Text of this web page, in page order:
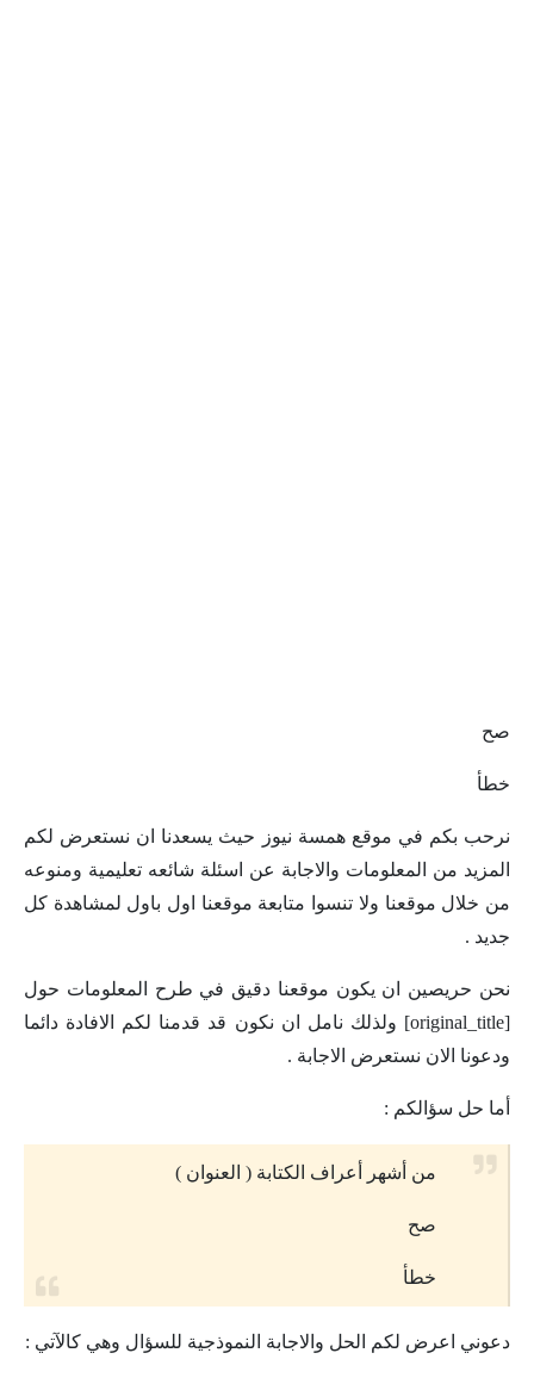
صح
خطأ
نرحب بكم في موقع همسة نيوز حيث يسعدنا ان نستعرض لكم
المزيد من المعلومات والاجابة عن اسئلة شائعه تعليمية ومنوعه
من خلال موقعنا ولا تنسوا متابعة موقعنا اول باول لمشاهدة كل
جديد .
نحن حريصين ان يكون موقعنا دقيق في طرح المعلومات حول
[original_title] ولذلك نامل ان نكون قد قدمنا لكم الافادة دائما
ودعونا الان نستعرض الاجابة .
أما حل سؤالكم :
من أشهر أعراف الكتابة ( العنوان )
صح
خطأ
دعوني اعرض لكم الحل والاجابة النموذجية للسؤال وهي كالآتي :